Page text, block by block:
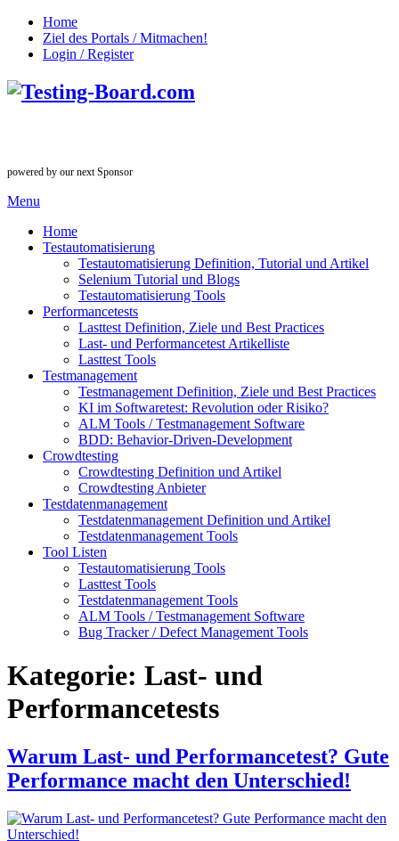
Home
Ziel des Portals / Mitmachen!
Login / Register
powered by our next Sponsor
Menu
Home
Testautomatisierung
Testautomatisierung Definition, Tutorial und Artikel
Selenium Tutorial und Blogs
Testautomatisierung Tools
Performancetests
Lasttest Definition, Ziele und Best Practices
Last- und Performancetest Artikelliste
Lasttest Tools
Testmanagement
Testmanagement Definition, Ziele und Best Practices
KI im Softwaretest: Revolution oder Risiko?
ALM Tools / Testmanagement Software
BDD: Behavior-Driven-Development
Crowdtesting
Crowdtesting Definition und Artikel
Crowdtesting Anbieter
Testdatenmanagement
Testdatenmanagement Definition und Artikel
Testdatenmanagement Tools
Tool Listen
Testautomatisierung Tools
Lasttest Tools
Testdatenmanagement Tools
ALM Tools / Testmanagement Software
Bug Tracker / Defect Management Tools
Kategorie: Last- und
Performancetests
Warum Last- und Performancetest? Gute
Performance macht den Unterschied!